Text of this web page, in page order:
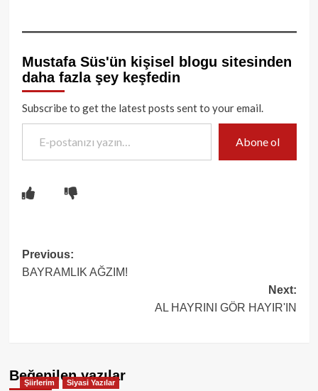
Mustafa Süs'ün kişisel blogu sitesinden
daha fazla şey keşfedin
Subscribe to get the latest posts sent to your email.
E-postanızı yazın…
Abone ol
Post
navigation
Previous:
BAYRAMLIK AĞZIM!
Next:
AL HAYRINI GÖR HAYIR'IN
Beğenilen yazılar
Şiirlerim Siyasi Yazılar